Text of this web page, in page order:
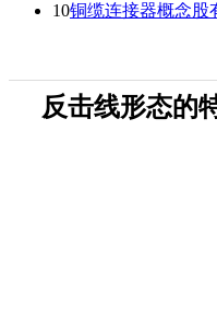
10铜缆连接器概念股
反击线形态的